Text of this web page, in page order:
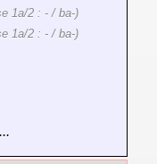
1a/2 : - / ba-)
1a/2 : - / ba-)